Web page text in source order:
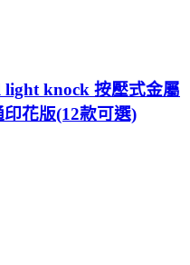
light knock 按壓式金屬
花版(12款可選)